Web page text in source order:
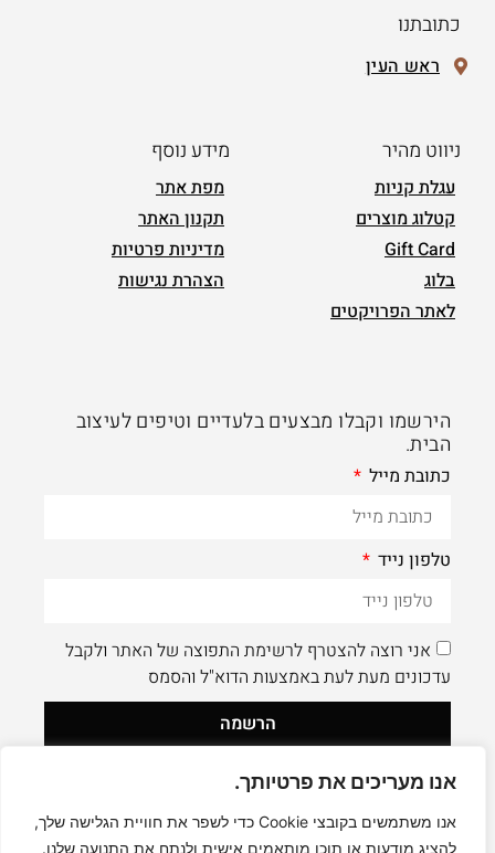
אנו מעריכים את פרטיותך.
אנו משתמשים בקובצי Cookie כדי לשפר את חוויית הגלישה שלך,
להציג מודעות או תוכן מותאמים אישית ולנתח את התנועה שלנו.
כתובתנו
ראש העין
ניווט מהיר
עגלת קניות
קטלוג מוצרים
Gift Card
בלוג
לאתר הפרויקטים
מידע נוסף
מפת אתר
תקנון האתר
מדיניות פרטיות
הצהרת נגישות
הירשמו וקבלו מבצעים בלעדיים וטיפים לעיצוב
הבית.
כתובת מייל
טלפון נייד
אני רוצה להצטרף לרשימת התפוצה של האתר ולקבל
עדכונים מעת לעת באמצעות הדוא"ל והסמס
הרשמה
לעוד תוכן איכותי - תעקבו AleaDesign@
0